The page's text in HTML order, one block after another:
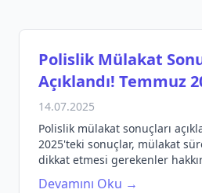
Polislik Mülakat
Açıklandı! Temmuz
14.07.2025
Polislik mülakat sonuçları
2025'teki sonuçlar, mülakat
dikkat etmesi gerekenler
Hemen öğrenin!
Devamını Oku →